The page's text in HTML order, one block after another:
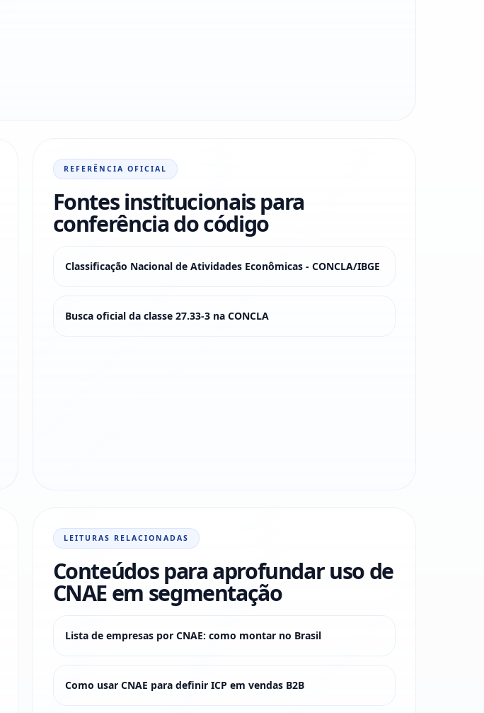
REFERÊNCIA OFICIAL
Fontes institucionais para
conferência do código
Classificação Nacional de Atividades Econômicas - CONCLA/IBGE
Busca oficial da classe 27.33-3 na CONCLA
LEITURAS RELACIONADAS
Conteúdos para aprofundar uso de
CNAE em segmentação
Lista de empresas por CNAE: como montar no Brasil
Como usar CNAE para definir ICP em vendas B2B